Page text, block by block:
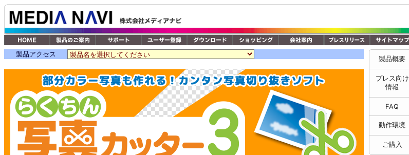
製品概要
プレス向け
情報
FAQ
動作環境
ご購入
製品アクセス